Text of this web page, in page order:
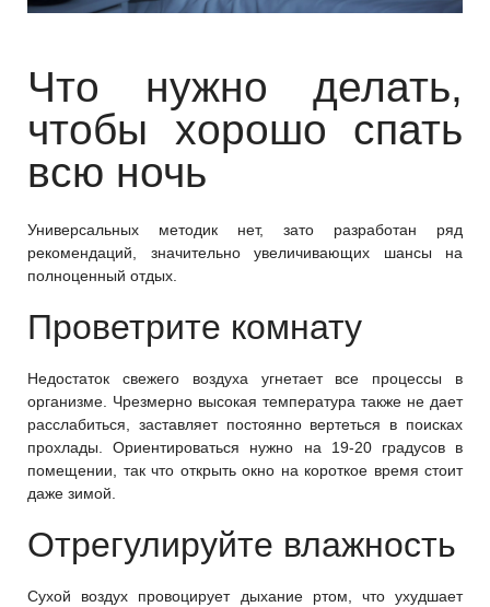
Что нужно делать,
чтобы хорошо спать
всю ночь
Универсальных методик нет, зато разработан ряд
рекомендаций, значительно увеличивающих шансы на
полноценный отдых.
Проветрите комнату
Недостаток свежего воздуха угнетает все процессы в
организме. Чрезмерно высокая температура также не дает
расслабиться, заставляет постоянно вертеться в поисках
прохлады. Ориентироваться нужно на 19-20 градусов в
помещении, так что открыть окно на короткое время стоит
даже зимой.
Отрегулируйте влажность
Сухой воздух провоцирует дыхание ртом, что ухудшает